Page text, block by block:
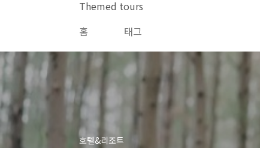
Themed tours
홈
태그
호텔&리조트